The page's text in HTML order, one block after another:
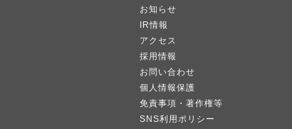
お知らせ
IR情報
アクセス
採用情報
お問い合わせ
個人情報保護
免責事項・著作権等
SNS利用ポリシー